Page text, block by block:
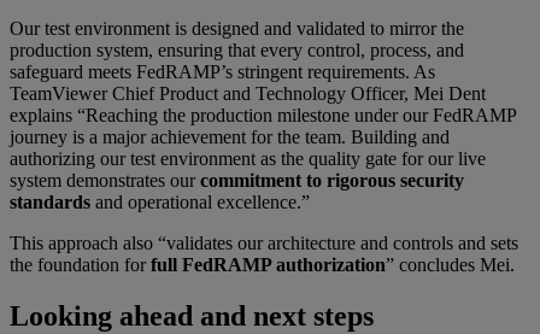
Our test environment is designed and validated to mirror the
production system, ensuring that every control, process, and
safeguard meets FedRAMP’s stringent requirements. As
TeamViewer Chief Product and Technology Officer, Mei Dent
explains “Reaching the production milestone under our FedRAMP
journey is a major achievement for the team. Building and
authorizing our test environment as the quality gate for our live
system demonstrates ourcommitment to rigorous security
standards and operational excellence.”
This approach also “validates our architecture and controls and sets
the foundation forfull FedRAMP authorization” concludes Mei.
Looking ahead and next steps